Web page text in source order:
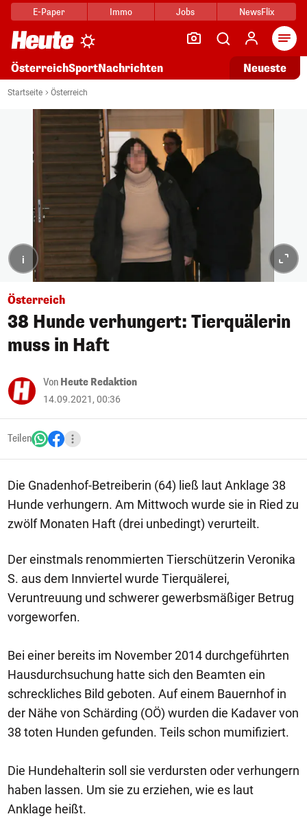
E-Paper Immo Jobs NewsFlix
ÖsterreichSportNachrichten Neueste
Startseite Österreich
i
Österreich
38 Hunde verhungert: Tierquälerin
muss in Haft
Von Heute Redaktion
14.09.2021, 00:36
Teilen
Die Gnadenhof-Betreiberin (64) ließ laut Anklage 38
Hunde verhungern. Am Mittwoch wurde sie in Ried zu
zwölf Monaten Haft (drei unbedingt) verurteilt.
Der einstmals renommierten Tierschützerin Veronika
S. aus dem Innviertel wurde Tierquälerei,
Veruntreuung und schwerer gewerbsmäßiger Betrug
vorgeworfen.
Bei einer bereits im November 2014 durchgeführten
Hausdurchsuchung hatte sich den Beamten ein
schreckliches Bild geboten. Auf einem Bauernhof in
der Nähe von Schärding (OÖ) wurden die Kadaver von
38 toten Hunden gefunden. Teils schon mumifiziert.
Die Hundehalterin soll sie verdursten oder verhungern
haben lassen. Um sie zu erziehen, wie es laut
Anklage heißt.